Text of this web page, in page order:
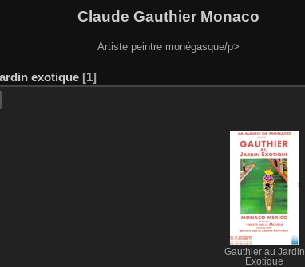
Claude Gauthier Monaco
Artiste peintre monégasque/p>
exotique 1
Gauthier au Jardin
Exotique